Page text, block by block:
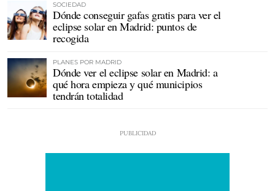
SOCIEDAD
Dónde conseguir gafas gratis para ver el
eclipse solar en Madrid: puntos de
recogida
PLANES POR MADRID
Dónde ver el eclipse solar en Madrid: a
qué hora empieza y qué municipios
tendrán totalidad